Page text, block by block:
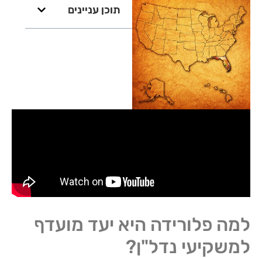
תוכן עניינים
למה פלורידה היא יעד מועדף
למשקיעי נדל"ן?